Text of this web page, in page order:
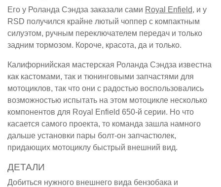
Его у Роланда Сэндза заказали сами Royal Enfield, и у
RSD получился крайне лютый чоппер с компактным
силуэтом, ручным переключателем передач и только
задним тормозом. Короче, красота, да и только.
Калифорнийская мастерская Роланда Сэндза известна
как кастомами, так и тюнинговыми запчастями для
мотоциклов, так что они с радостью воспользовались
возможностью испытать на этом мотоцикле несколько
компонентов для Royal Enfield 650-й серии. Но что
касается самого проекта, то команда зашла намного
дальше установки пары болт-он запчастюлек,
придающих мотоциклу быстрый внешний вид.
ДЕТАЛИ
Добиться нужного внешнего вида бензобака и